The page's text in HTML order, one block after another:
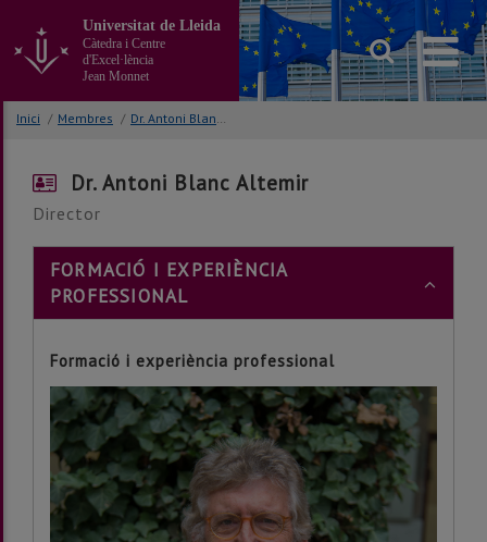
contingut
principal
de
Universitat de Lleida
Càtedra i Centre
d'Excel·lència
Jean Monnet
Inici / Membres / Dr. Antoni Blanc Altemir
Dr. Antoni Blanc Altemir
Director
FORMACIÓ I EXPERIÈNCIA
PROFESSIONAL
Formació i experiència professional